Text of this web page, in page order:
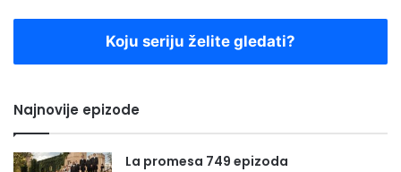
Koju seriju želite gledati?
Najnovije epizode
La promesa 749 epizoda